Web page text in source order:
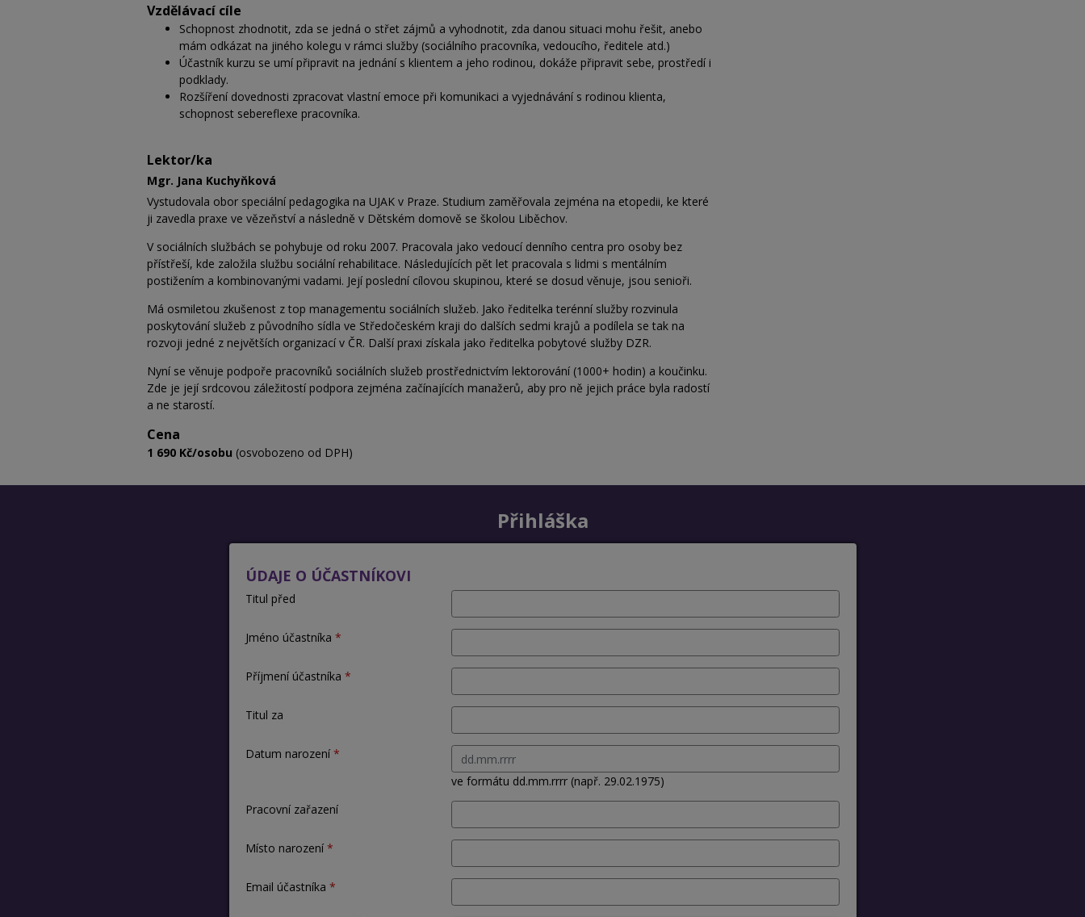
Vzdělávací cíle
Schopnost zhodnotit, zda se jedná o střet zájmů a vyhodnotit, zda danou situaci mohu řešit, anebo
mám odkázat na jiného kolegu v rámci služby (sociálního pracovníka, vedoucího, ředitele atd.)
Účastník kurzu se umí připravit na jednání s klientem a jeho rodinou, dokáže připravit sebe, prostředí i
podklady.
Rozšíření dovednosti zpracovat vlastní emoce při komunikaci a vyjednávání s rodinou klienta,
schopnost sebereflexe pracovníka.
Lektor/ka
Mgr. Jana Kuchyňková
Vystudovala obor speciální pedagogika na UJAK v Praze. Studium zaměřovala zejména na etopedii, ke které
ji zavedla praxe ve vězeňství a následně v Dětském domově se školou Liběchov.
V sociálních službách se pohybuje od roku 2007. Pracovala jako vedoucí denního centra pro osoby bez
přístřeší, kde založila službu sociální rehabilitace. Následujících pět let pracovala s lidmi s mentálním
postižením a kombinovanými vadami. Její poslední cílovou skupinou, které se dosud věnuje, jsou senioři.
Má osmiletou zkušenost z top managementu sociálních služeb. Jako ředitelka terénní služby rozvinula
poskytování služeb z původního sídla ve Středočeském kraji do dalších sedmi krajů a podílela se tak na
rozvoji jedné z největších organizací v ČR. Další praxi získala jako ředitelka pobytové služby DZR.
Nyní se věnuje podpoře pracovníků sociálních služeb prostřednictvím lektorování (1000+ hodin) a koučinku.
Zde je její srdcovou záležitostí podpora zejména začínajících manažerů, aby pro ně jejich práce byla radostí
a ne starostí.
Cena
1 690 Kč/osobu (osvobozeno od DPH)
Přihláška
ÚDAJE O ÚČASTNÍKOVI
Titul před
Jméno účastníka
Příjmení účastníka
Titul za
Datum narození
ve formátu dd.mm.rrrr (např. 29.02.1975)
Pracovní zařazení
Místo narození
Email účastníka